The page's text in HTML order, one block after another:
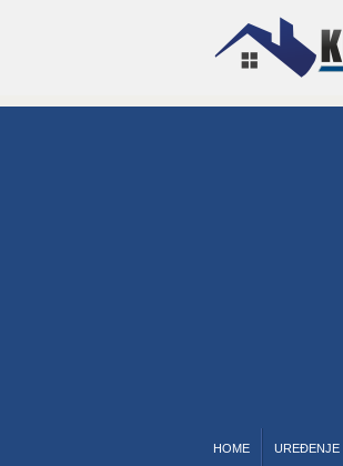
HOME UREĐENJE